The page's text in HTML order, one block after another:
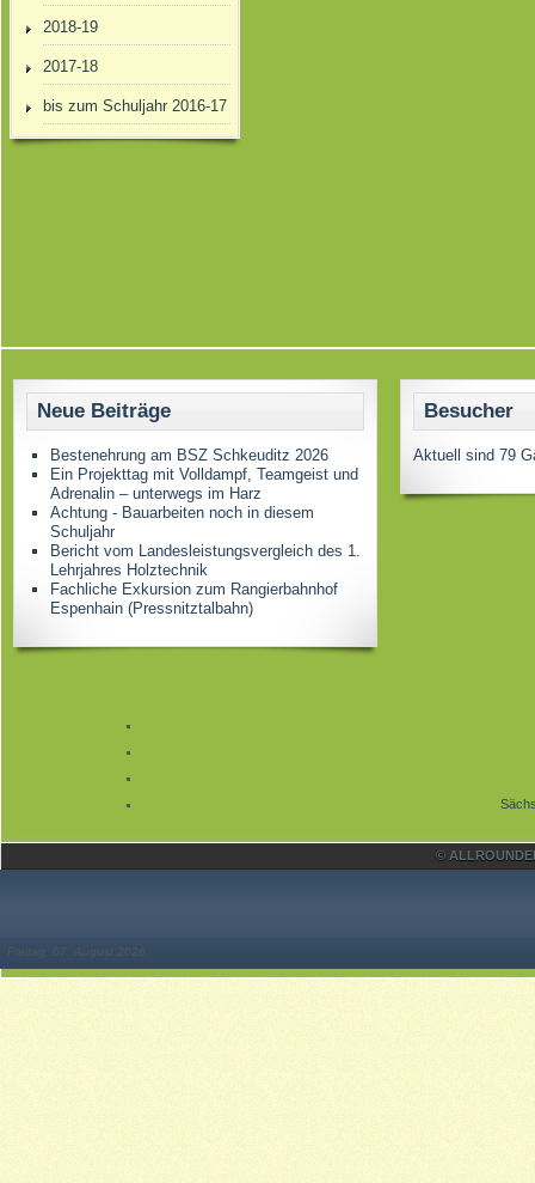
2018-19
2017-18
bis zum Schuljahr 2016-17
Neue Beiträge
Bestenehrung am BSZ Schkeuditz 2026
Ein Projekttag mit Volldampf, Teamgeist und
Adrenalin – unterwegs im Harz
Achtung - Bauarbeiten noch in diesem
Schuljahr
Bericht vom Landesleistungsvergleich des 1.
Lehrjahres Holztechnik
Fachliche Exkursion zum Rangierbahnhof
Espenhain (Pressnitztalbahn)
Besucher
Aktuell sind 79
©
Freitag, 07. August 2026